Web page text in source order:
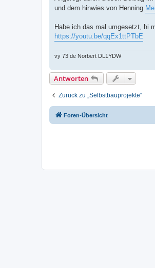
r
und dem hinwies von Henning
Habe ich das mal umgesetzt, hi
https://youtu.be/qqEx1ttPTbE
vy 73 de Norbert DL1YDW
Antworten
Zurück zu „Selbstbauprojekte“
Foren-Übersicht